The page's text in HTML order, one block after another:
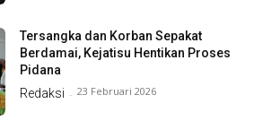
Tersangka dan Korban Sepakat
Berdamai, Kejatisu Hentikan Proses
Pidana
Redaksi - 23 Februari 2026